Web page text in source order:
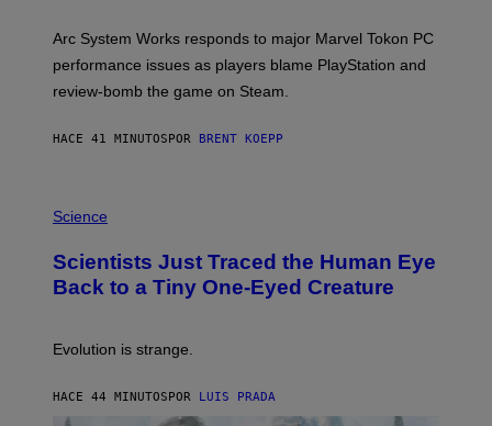
T
P
A
S
O
S
T
E
Arc System Works responds to major Marvel Tokon PC
performance issues as players blame PlayStation and
review-bomb the game on Steam.
HACE 41 MINUTOS POR BRENT KOEPP
H
O
:
C
I
G
Science
Scientists Just Traced the Human Eye
Back to a Tiny One-Eyed Creature
Evolution is strange.
HACE 44 MINUTOS POR LUIS PRADA